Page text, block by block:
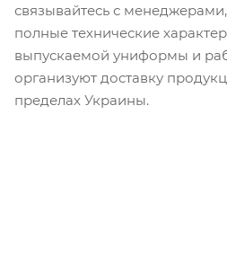
связывайтесь с
полные технические
выпускаемой униформы и
организуют доставку
пределах Украины.